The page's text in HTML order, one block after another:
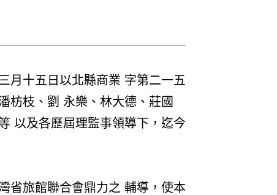
月十五日以北縣商業 字第二一五
枋枝、劉 永樂、林大德、莊國
以及各歷屆理監事領導下，迄今
省旅館聯合會鼎力之 輔導，使本